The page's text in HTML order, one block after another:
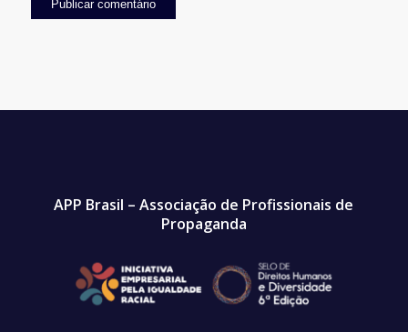
APP Brasil – Associação de Profissionais de
Propaganda